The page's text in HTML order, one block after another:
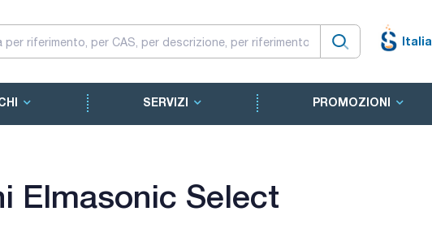
Italia
SERVIZI PROMOZIONI
Elmasonic Select